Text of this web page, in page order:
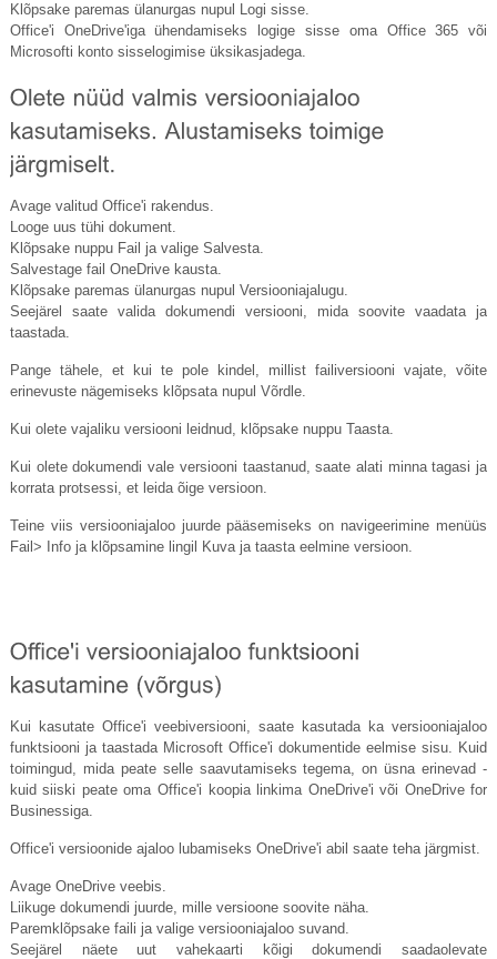
Klõpsake paremas ülanurgas nupul Logi sisse.
Office'i OneDrive'iga ühendamiseks logige sisse oma Office 365 või
Microsofti konto sisselogimise üksikasjadega.
Avage valitud Office'i rakendus.
Looge uus tühi dokument.
Klõpsake nuppu Fail ja valige Salvesta.
Salvestage fail OneDrive kausta.
Klõpsake paremas ülanurgas nupul Versiooniajalugu.
Seejärel saate valida dokumendi versiooni, mida soovite vaadata ja
taastada.
Pange tähele, et kui te pole kindel, millist failiversiooni vajate, võite
erinevuste nägemiseks klõpsata nupul Võrdle.
Kui olete vajaliku versiooni leidnud, klõpsake nuppu Taasta.
Kui olete dokumendi vale versiooni taastanud, saate alati minna tagasi ja
korrata protsessi, et leida õige versioon.
Teine viis versiooniajaloo juurde pääsemiseks on navigeerimine menüüs
Fail> Info ja klõpsamine lingil Kuva ja taasta eelmine versioon.
Kui kasutate Office'i veebiversiooni, saate kasutada ka versiooniajaloo
funktsiooni ja taastada Microsoft Office'i dokumentide eelmise sisu. Kuid
toimingud, mida peate selle saavutamiseks tegema, on üsna erinevad -
kuid siiski peate oma Office'i koopia linkima OneDrive'i või OneDrive for
Businessiga.
Office'i versioonide ajaloo lubamiseks OneDrive'i abil saate teha järgmist.
Avage OneDrive veebis.
Liikuge dokumendi juurde, mille versioone soovite näha.
Paremklõpsake faili ja valige versiooniajaloo suvand.
Seejärel näete uut vahekaarti kõigi dokumendi saadaolevate